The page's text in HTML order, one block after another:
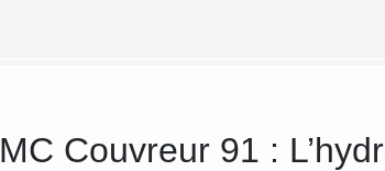
MC Couvreur 91 :